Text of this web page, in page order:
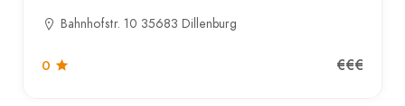
Bahnhofstr. 10 35683 Dillenburg
0 €€€